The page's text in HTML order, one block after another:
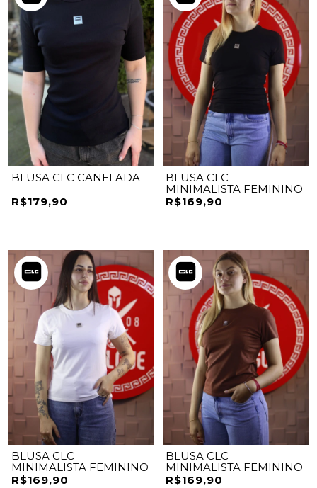
BLUSA CLC CANELADA
R$179,90
BLUSA CLC
MINIMALISTA FEMININO
R$169,90
BLUSA CLC
MINIMALISTA FEMININO
R$169,90
BLUSA CLC
MINIMALISTA FEMININO
R$169,90